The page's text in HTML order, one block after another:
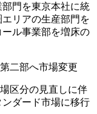
門を東京本社に統
リアの生産部門を
ル事業部を増床の
二部へ市場変更
区分の見直しに伴
ダード市場に移行